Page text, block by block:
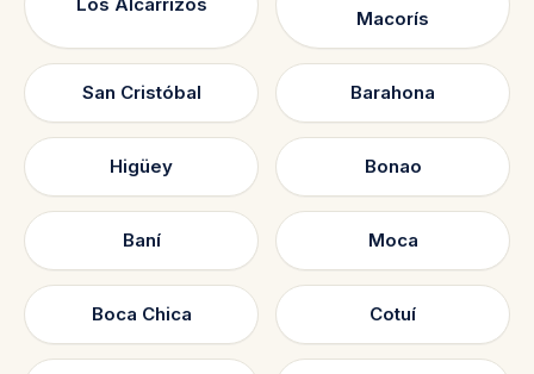
Macorís
San Cristóbal Barahona
Higüey Bonao
Baní Moca
Boca Chica Cotuí